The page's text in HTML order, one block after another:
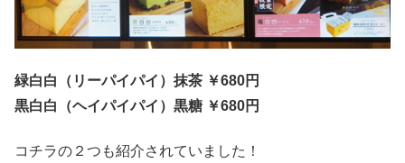
緑白白（リーパイパイ）抹茶 ￥680円
黒白白（ヘイパイパイ）黒糖 ￥680円
コチラの２つも紹介されていました！